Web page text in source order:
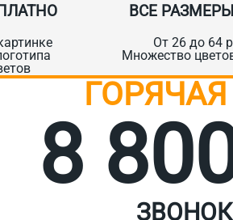
ВСЕ
От 26 до 64
Множество
8